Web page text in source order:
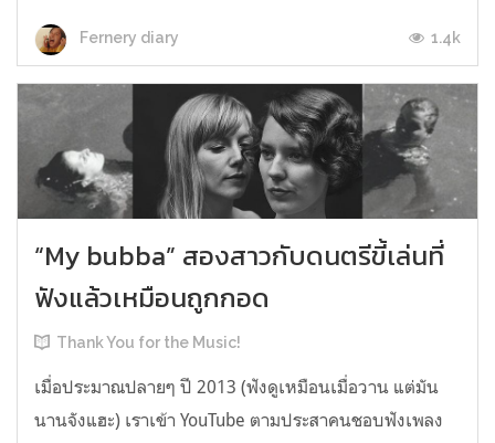
Fernery diary 1.4k
“My bubba” สองสาวกับดนตรีขี้เล่นที่
ฟังแล้วเหมือนถูกกอด
Thank You for the Music!
เมื่อประมาณปลายๆ ปี 2013 (ฟังดูเหมือนเมื่อวาน แต่มัน
นานจังแฮะ) เราเข้า YouTube ตามประสาคนชอบฟังเพลง